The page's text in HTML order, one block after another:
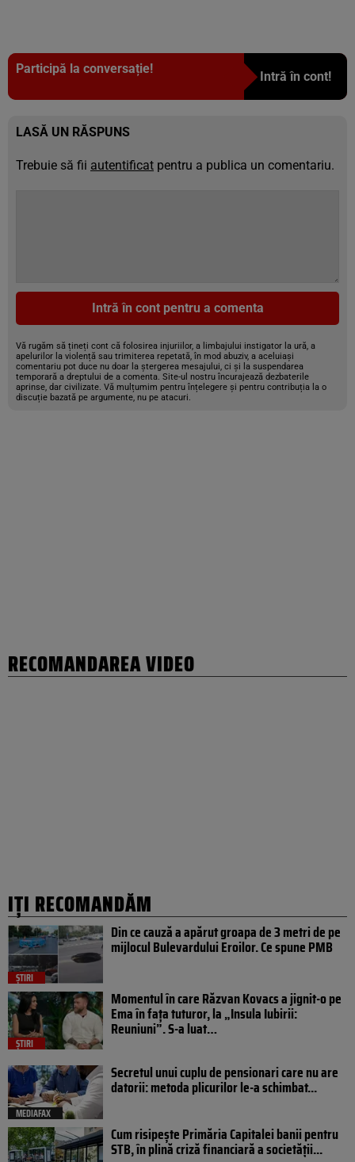
Participă la conversație!
Intră în cont!
LASĂ UN RĂSPUNS
Trebuie să fii autentificat pentru a publica un comentariu.
Intră în cont pentru a comenta
Vă rugăm să țineți cont că folosirea injuriilor, a limbajului instigator la ură, a
apelurilor la violență sau trimiterea repetată, în mod abuziv, a aceluiași
comentariu pot duce nu doar la ștergerea mesajului, ci și la suspendarea
temporară a dreptului de a comenta. Site-ul nostru încurajează dezbaterile
aprinse, dar civilizate. Vă mulțumim pentru înțelegere și pentru contribuția la o
discuție bazată pe argumente, nu pe atacuri.
RECOMANDAREA VIDEO
IȚI RECOMANDĂM
ȘTIRI
Din ce cauză a apărut groapa de 3 metri de pe
mijlocul Bulevardului Eroilor. Ce spune PMB
ȘTIRI
Momentul în care Răzvan Kovacs a jignit-o pe
Ema în fața tuturor, la „Insula Iubirii:
Reuniuni”. S-a luat…
MEDIAFAX
Secretul unui cuplu de pensionari care nu are
datorii: metoda plicurilor le-a schimbat...
Cum risipește Primăria Capitalei banii pentru
STB, în plină criză financiară a societății...